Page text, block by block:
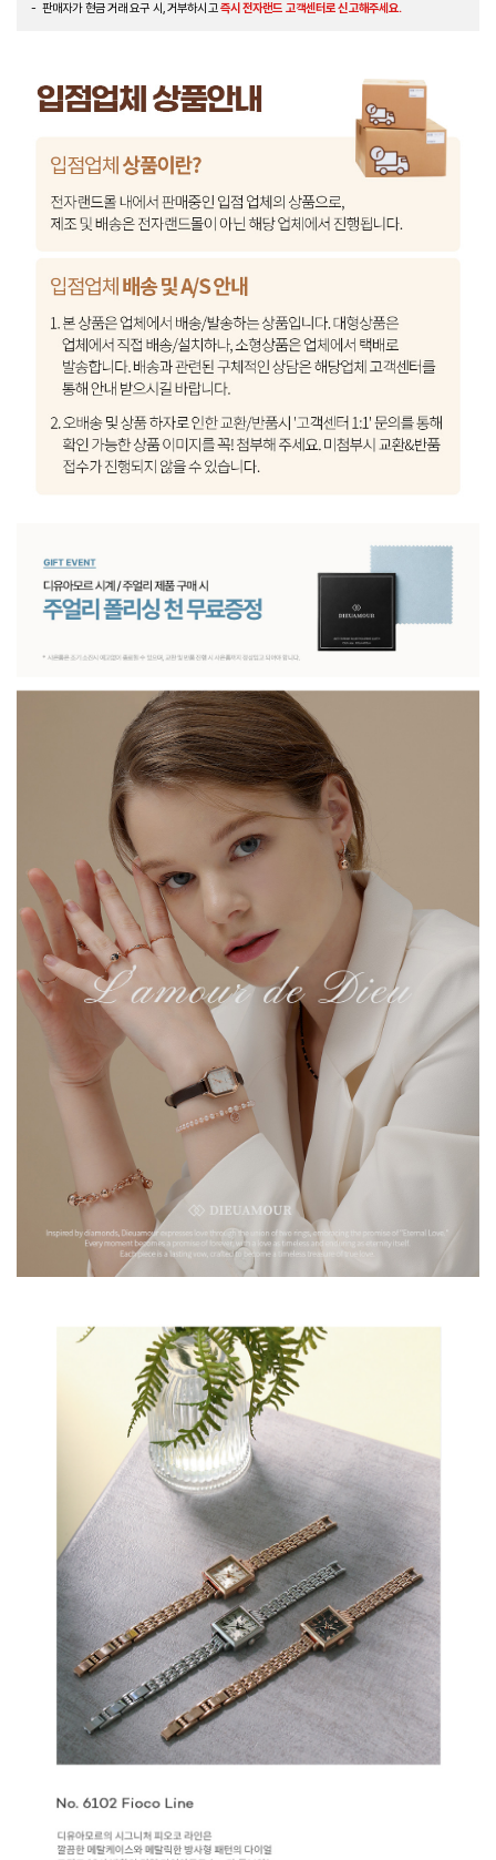
판매자가 현금 거래 요구 시, 거부하시고즉시 전자랜드 고객센터로 신고해주세요.